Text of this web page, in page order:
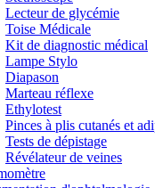
Lecteur de glycémie
Toise Médicale
Kit de diagnostic médical
Lampe Stylo
Diapason
Marteau réflexe
Ethylotest
Pinces à plis cutanés et
Tests de dépistage
Révélateur de veines